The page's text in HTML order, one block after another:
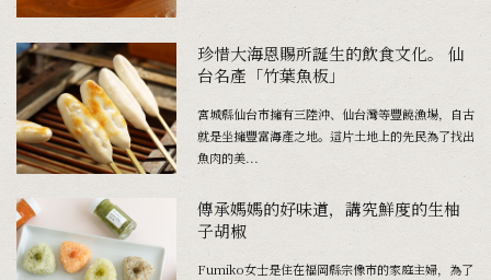
珍惜大海恩賜所誕生的飲食文化。 仙
台名產「竹葉魚板」
宮城縣仙台市擁有三陸沖、仙台灣等豐饒漁場，自古
就是坐擁豐富海產之地。這片土地上的先民為了找出
魚肉的美...
傳承媽媽的好味道，講究鮮度的生柚
子胡椒
Fumiko女士是住在福岡縣宗像市的家庭主婦，為了